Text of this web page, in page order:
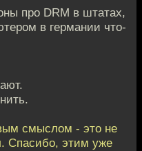
про DRM в штатах,
в германии что-
смыслом - это не
Спасибо, этим уже